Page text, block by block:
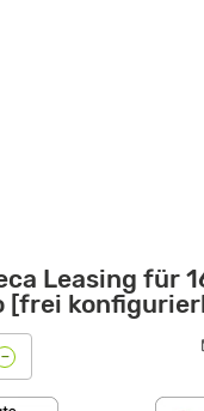
Leasing für
[frei
-